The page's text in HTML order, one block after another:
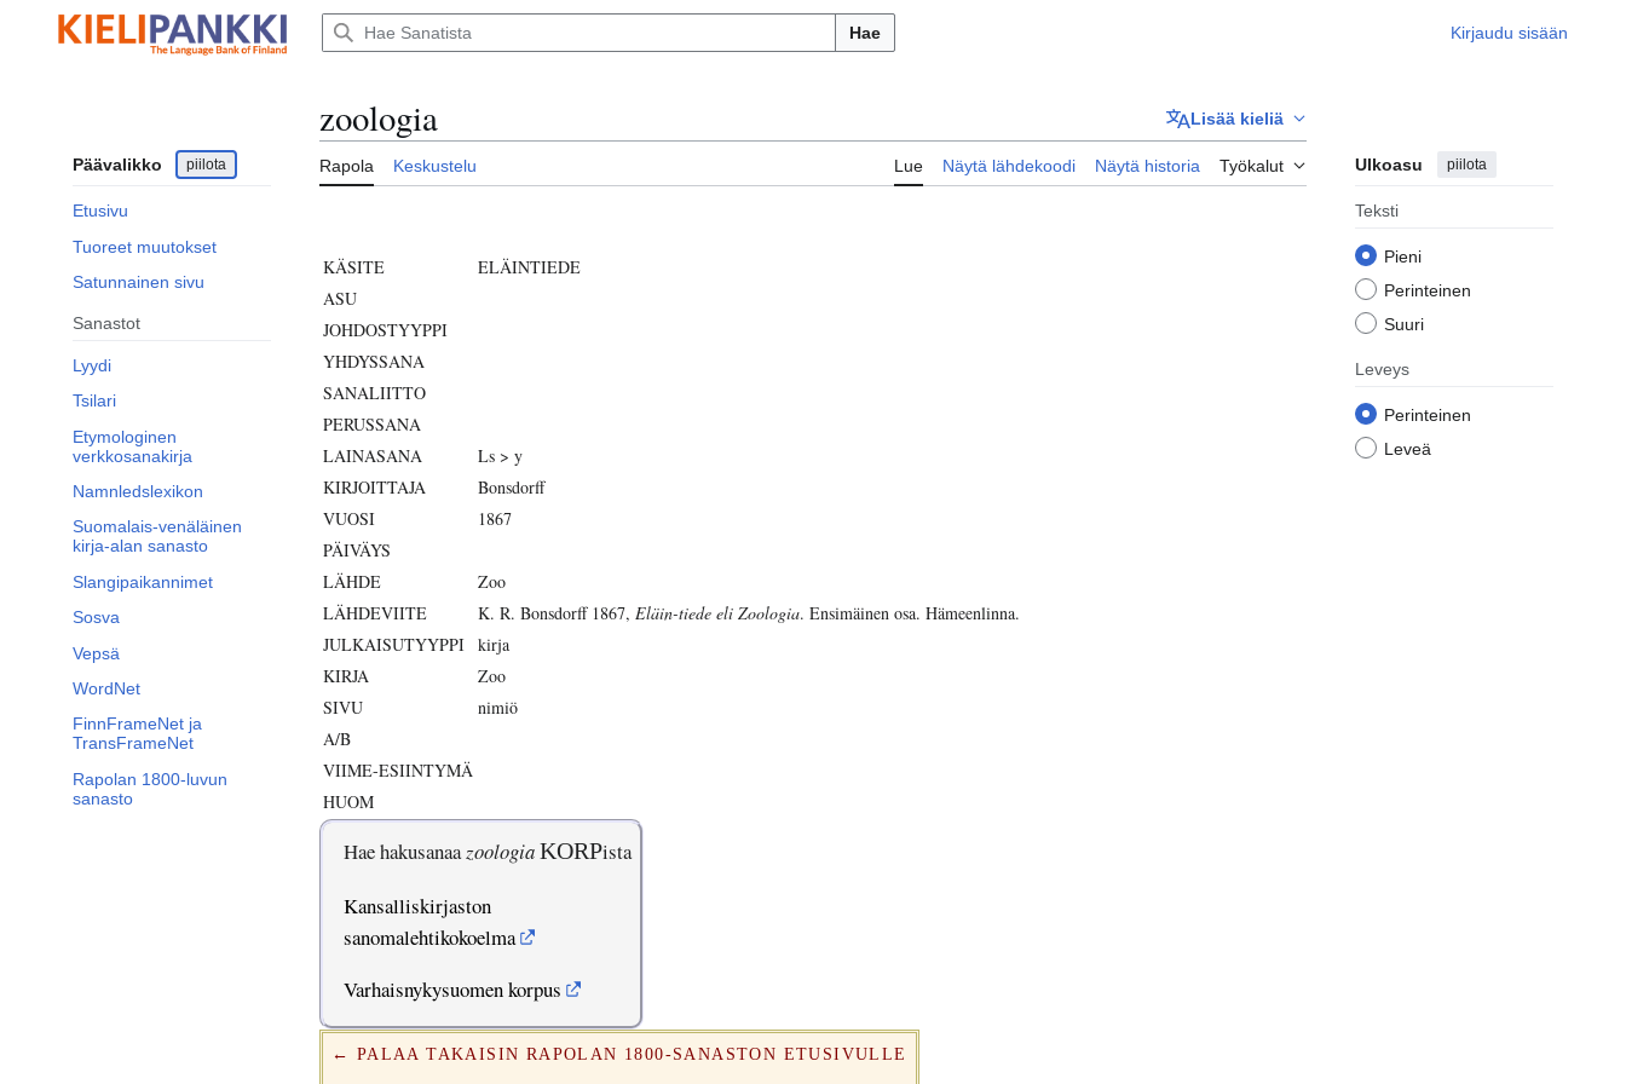
sisältöön
Hae Kirjaudu sisään
Päävalikko piilota
Etusivu
Tuoreet muutokset
Satunnainen sivu
Sanastot
Lyydi
Tsilari
Etymologinen
verkkosanakirja
Namnledslexikon
Suomalais-venäläinen
kirja-alan sanasto
Slangipaikannimet
Sosva
Vepsä
WordNet
FinnFrameNet ja
TransFrameNet
Rapolan 1800-luvun
sanasto
zoologia Lisää kieliä
Rapola Keskustelu Lue Näytä lähdekoodi Näytä historia Työkalut Ulkoasu piilota
Teksti
Pieni
Perinteinen
Suuri
Leveys
Perinteinen
Leveä
KÄSITE
ELÄINTIEDE
ASU
JOHDOSTYYPPI
YHDYSSANA
SANALIITTO
PERUSSANA
LAINASANA
Ls > y
KIRJOITTAJA
Bonsdorff
VUOSI
1867
PÄIVÄYS
LÄHDE
Zoo
LÄHDEVIITE
K. R. Bonsdorff 1867, Eläin-tiede eli Zoologia. Ensimäinen osa. Hämeenlinna.
JULKAISUTYYPPI kirja
KIRJA
Zoo
SIVU
nimiö
A/B
VIIME-ESIINTYMÄ
HUOM
Hae hakusanaazoologiaKORPista
Kansalliskirjaston
sanomalehtikokoelma
Varhaisnykysuomen korpus
← PALAA TAKAISIN RAPOLAN 1800-SANASTON ETUSIVULLE